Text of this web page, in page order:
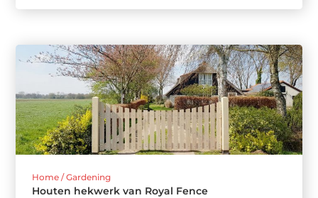
Home / Gardening
Houten hekwerk van Royal Fence